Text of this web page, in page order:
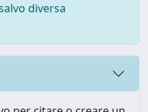
diversa